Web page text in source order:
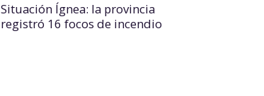
Situación Ígnea: la provincia
registró 16 focos de incendio